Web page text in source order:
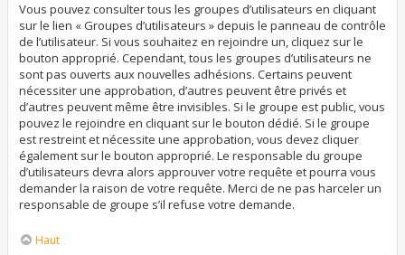
Vous pouvez consulter tous les groupes d’utilisateurs en cliquant
sur le lien « Groupes d’utilisateurs » depuis le panneau de contrôle
de l’utilisateur. Si vous souhaitez en rejoindre un, cliquez sur le
bouton approprié. Cependant, tous les groupes d’utilisateurs ne
sont pas ouverts aux nouvelles adhésions. Certains peuvent
nécessiter une approbation, d’autres peuvent être privés et
d’autres peuvent même être invisibles. Si le groupe est public, vous
pouvez le rejoindre en cliquant sur le bouton dédié. Si le groupe
est restreint et nécessite une approbation, vous devez cliquer
également sur le bouton approprié. Le responsable du groupe
d’utilisateurs devra alors approuver votre requête et pourra vous
demander la raison de votre requête. Merci de ne pas harceler un
responsable de groupe s’il refuse votre demande.
Haut